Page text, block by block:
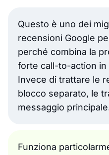
Questo è uno dei
recensioni Google
perché combina la
forte call-to-action in
Invece di trattare le
blocco separato, le
messaggio
Funziona